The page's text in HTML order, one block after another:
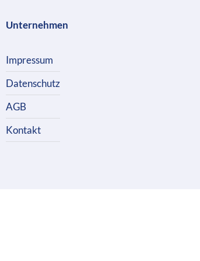
Unternehmen
Impressum
Datenschutz
AGB
Kontakt